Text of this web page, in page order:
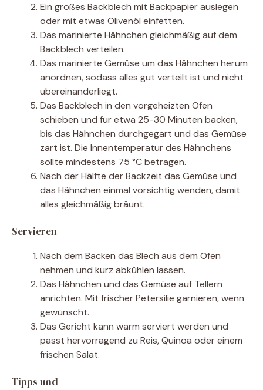
Ein großes Backblech mit Backpapier auslegen
oder mit etwas Olivenöl einfetten.
Das marinierte Hähnchen gleichmäßig auf dem
Backblech verteilen.
Das marinierte Gemüse um das Hähnchen herum
anordnen, sodass alles gut verteilt ist und nicht
übereinanderliegt.
Das Backblech in den vorgeheizten Ofen
schieben und für etwa 25-30 Minuten backen,
bis das Hähnchen durchgegart und das Gemüse
zart ist. Die Innentemperatur des Hähnchens
sollte mindestens 75 °C betragen.
Nach der Hälfte der Backzeit das Gemüse und
das Hähnchen einmal vorsichtig wenden, damit
alles gleichmäßig bräunt.
Servieren
Nach dem Backen das Blech aus dem Ofen
nehmen und kurz abkühlen lassen.
Das Hähnchen und das Gemüse auf Tellern
anrichten. Mit frischer Petersilie garnieren, wenn
gewünscht.
Das Gericht kann warm serviert werden und
passt hervorragend zu Reis, Quinoa oder einem
frischen Salat.
Tipps und